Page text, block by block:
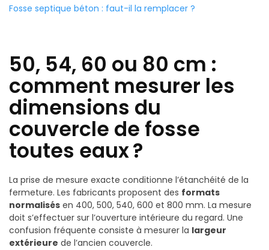
Fosse septique béton : faut-il la remplacer ?
50, 54, 60 ou 80 cm :
comment mesurer les
dimensions du
couvercle de fosse
toutes eaux?
La prise de mesure exacte conditionne l’étanchéité de la
fermeture. Les fabricants proposent des formats
normalisés en 400, 500, 540, 600 et 800 mm. La mesure
doit s’effectuer sur l’ouverture intérieure du regard. Une
confusion fréquente consiste à mesurer la largeur
extérieure de l’ancien couvercle.